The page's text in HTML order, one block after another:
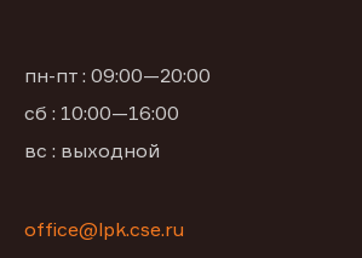
пн-пт : 09:00—20:00
сб : 10:00—16:00
вс : выходной
office@lpk.cse.ru